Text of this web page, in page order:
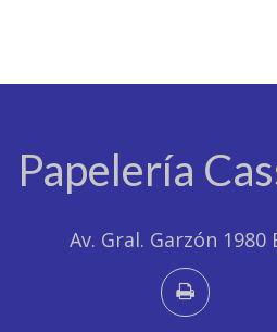
Papelería
Av. Gral. Garzón 1980